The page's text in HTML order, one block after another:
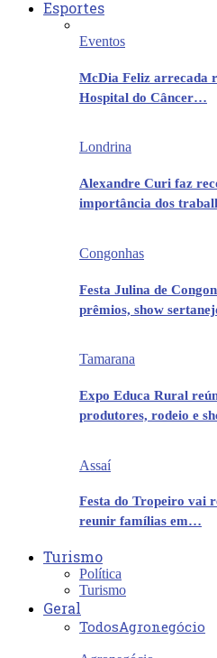
Esportes
Eventos
McDia Feliz arrecada
Hospital do Câncer…
Londrina
Alexandre Curi faz
importância dos
Congonhas
Festa Julina de
prêmios, show
Tamarana
Expo Educa Rural
produtores, rodeio e
Assaí
Festa do Tropeiro vai
reunir famílias em…
Turismo
Política
Turismo
Geral
TodosAgronegócio